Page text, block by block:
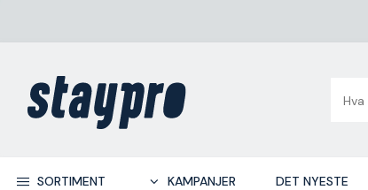
SORTIMENT KAMPANJER DET NYESTE